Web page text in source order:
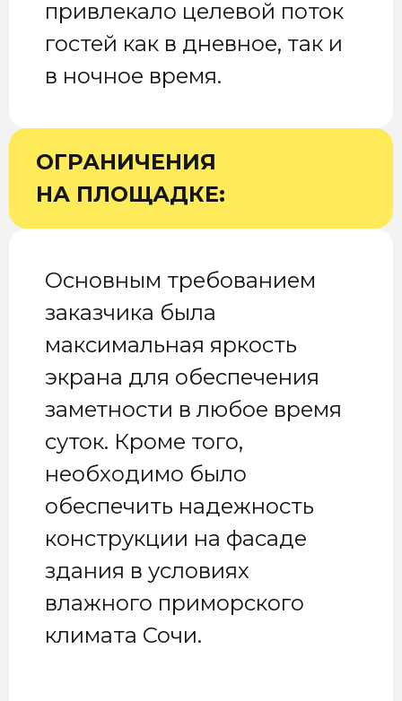
привлекало целевой поток
гостей как в дневное, так и
в ночное время.
ОГРАНИЧЕНИЯ
НА ПЛОЩАДКЕ:
Основным требованием
заказчика была
максимальная яркость
экрана для обеспечения
заметности в любое время
суток. Кроме того,
необходимо было
обеспечить надежность
конструкции на фасаде
здания в условиях
влажного приморского
климата Сочи.